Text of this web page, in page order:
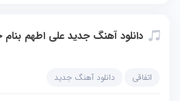
دانلود آهنگ جدید علی اطهم
اتفاقی دانلود آهنگ جدید